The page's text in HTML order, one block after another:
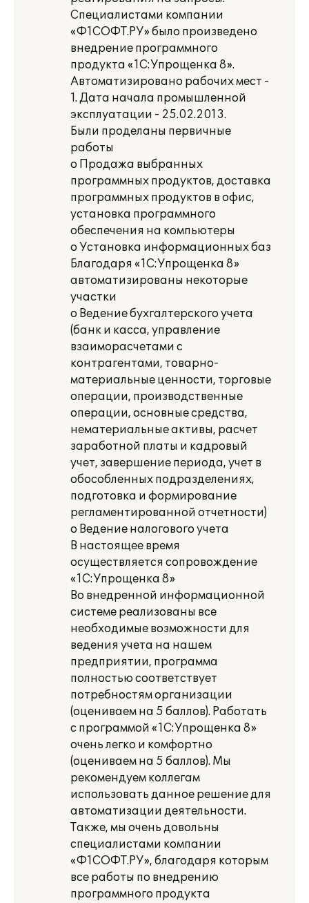
Специалистами компании
«Ф1СОФТ.РУ» было произведено
внедрение программного
продукта «1С:Упрощенка 8».
Автоматизировано рабочих мест -
1. Дата начала промышленной
эксплуатации - 25.02.2013.
Были проделаны первичные
работы
o Продажа выбранных
программных продуктов, доставка
программных продуктов в офис,
установка программного
обеспечения на компьютеры
o Установка информационных баз
Благодаря «1С:Упрощенка 8»
автоматизированы некоторые
участки
o Ведение бухгалтерского учета
(банк и касса, управление
взаиморасчетами с
контрагентами, товарно-
материальные ценности, торговые
операции, производственные
операции, основные средства,
нематериальные активы, расчет
заработной платы и кадровый
учет, завершение периода, учет в
обособленных подразделениях,
подготовка и формирование
регламентированной отчетности)
o Ведение налогового учета
В настоящее время
осуществляется сопровождение
«1С:Упрощенка 8»
Во внедренной информационной
системе реализованы все
необходимые возможности для
ведения учета на нашем
предприятии, программа
полностью соответствует
потребностям организации
(оцениваем на 5 баллов). Работать
с программой «1С:Упрощенка 8»
очень легко и комфортно
(оцениваем на 5 баллов). Мы
рекомендуем коллегам
использовать данное решение для
автоматизации деятельности.
Также, мы очень довольны
специалистами компании
«Ф1СОФТ.РУ», благодаря которым
все работы по внедрению
программного продукта